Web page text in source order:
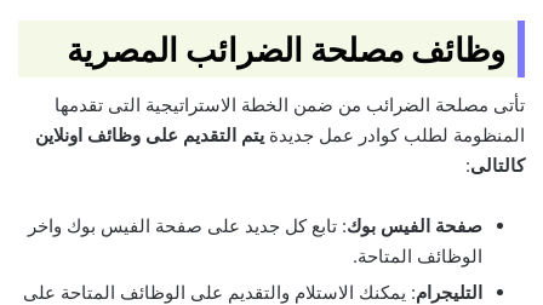
وظائف مصلحة الضرائب المصرية
تأتى مصلحة الضرائب من ضمن الخطة الاستراتيجية التى تقدمها
المنظومة لطلب كوادر عمل جديدة يتم التقديم على وظائف اونلاين
كالتالى:
صفحة الفيس بوك: تابع كل جديد على صفحة الفيس بوك واخر
الوظائف المتاحة.
التليجرام: يمكنك الاستلام والتقديم على الوظائف المتاحة على